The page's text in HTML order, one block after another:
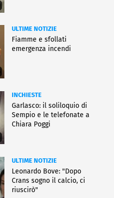
ULTIME NOTIZIE
Fiamme e sfollati
emergenza incendi
INCHIESTE
Garlasco: il soliloquio di
Sempio e le telefonate a
Chiara Poggi
ULTIME NOTIZIE
Leonardo Bove: "Dopo
Crans sogno il calcio, ci
riuscirò"